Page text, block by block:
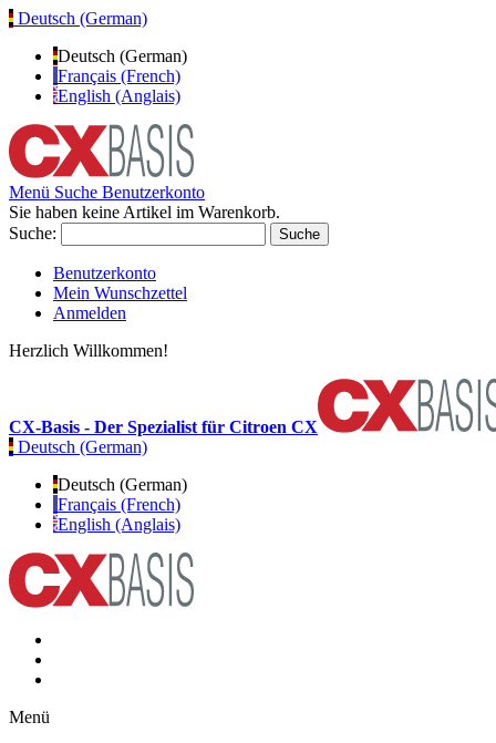
Deutsch (German)
Deutsch (German)
Français (French)
English (Anglais)
Menü Suche Benutzerkonto
Sie haben keine Artikel im Warenkorb.
Suche:
Suche
Benutzerkonto
Mein Wunschzettel
Anmelden
Herzlich Willkommen!
CX-Basis - Der Spezialist für Citroen CX
Deutsch (German)
Deutsch (German)
Français (French)
English (Anglais)
Menü